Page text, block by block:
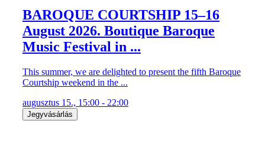
BAROQUE COURTSHIP 15–16
August 2026. Boutique Baroque
Music Festival in ...
This summer, we are delighted to present the fifth Baroque
Courtship weekend in the ...
augusztus 15., 15:00 - 22:00
Jegyvásárlás